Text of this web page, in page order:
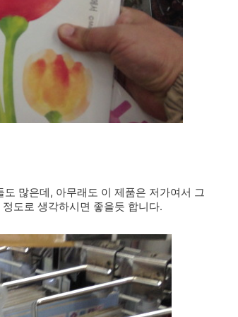
많은데, 아무래도 이 제품은 저가여서 그
도로 생각하시면 좋을듯 합니다.